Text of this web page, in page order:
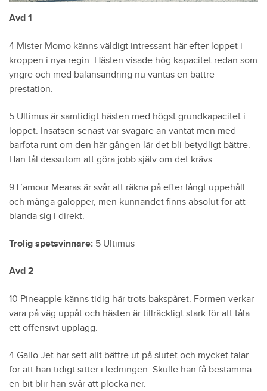
Avd 1
4 Mister Momo känns väldigt intressant här efter loppet i
kroppen i nya regin. Hästen visade hög kapacitet redan som
yngre och med balansändring nu väntas en bättre
prestation.
5 Ultimus är samtidigt hästen med högst grundkapacitet i
loppet. Insatsen senast var svagare än väntat men med
barfota runt om den här gången lär det bli betydligt bättre.
Han tål dessutom att göra jobb själv om det krävs.
9 L’amour Mearas är svår att räkna på efter långt uppehåll
och många galopper, men kunnandet finns absolut för att
blanda sig i direkt.
Trolig spetsvinnare: 5 Ultimus
Avd 2
10 Pineapple känns tidig här trots bakspåret. Formen verkar
vara på väg uppåt och hästen är tillräckligt stark för att tåla
ett offensivt upplägg.
4 Gallo Jet har sett allt bättre ut på slutet och mycket talar
för att han tidigt sitter i ledningen. Skulle han få bestämma
en bit blir han svår att plocka ner.